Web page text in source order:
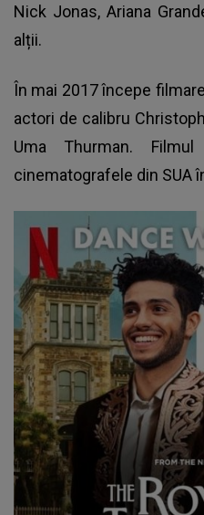
Nick Jonas, Ariana
alții.
În mai 2017 începe
actori de calibru
Uma Thurman.
cinematografele din SUA